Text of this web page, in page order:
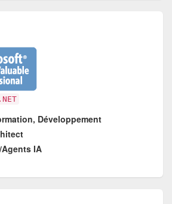
Développement
Agents IA